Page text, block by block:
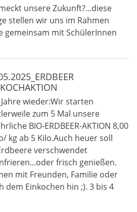
unsere Zukunft?...diese
stellen wir uns im Rahmen
gemeinsam mit SchülerInnen
wieder:Wir starten
zum 5 Mal unsere
BIO-ERDBEER-AKTION 8,00
kg ab 5 Kilo.Auch heuer soll
verschwendet
frisch genießen.
mit Freunden, Familie oder
dem Einkochen hin ;). 3 bis 4